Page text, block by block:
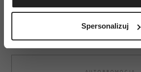
Identyfikować Twoje
(fingerprinting, czyli wirtualny
dane są przetwarzane oraz ustaw
. W Deklaracji
Spersonalizuj